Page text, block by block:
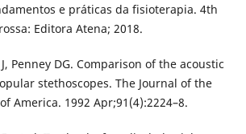
e práticas da fisioterapia. 4th
Editora Atena; 2018.
Penney DG. Comparison of the acoustic
stethoscopes. The Journal of the
America. 1992 Apr;91(4):2224–8.